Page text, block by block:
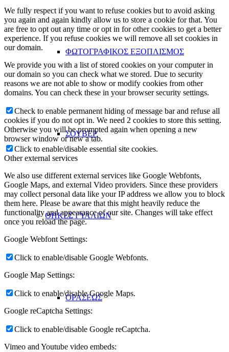
ΦΩΤΟΓΡΑΦΙΚΟΣ ΕΞΟΠΛΙΣΜΟΣ
ΣΟΥΒΕΡ
ΘΗΚΕΣ ΓΥΑΛΙΩΝ
ΟΡΑΣΕΩΣ
We fully respect if you want to refuse cookies but to avoid asking
you again and again kindly allow us to store a cookie for that. You
are free to opt out any time or opt in for other cookies to get a better
experience. If you refuse cookies we will remove all set cookies in
our domain.
We provide you with a list of stored cookies on your computer in
our domain so you can check what we stored. Due to security
reasons we are not able to show or modify cookies from other
domains. You can check these in your browser security settings.
Check to enable permanent hiding of message bar and refuse all
cookies if you do not opt in. We need 2 cookies to store this setting.
Otherwise you will be prompted again when opening a new
browser window or new a tab.
Click to enable/disable essential site cookies.
Other external services
We also use different external services like Google Webfonts,
Google Maps, and external Video providers. Since these providers
may collect personal data like your IP address we allow you to block
them here. Please be aware that this might heavily reduce the
functionality and appearance of our site. Changes will take effect
once you reload the page.
Google Webfont Settings:
Click to enable/disable Google Webfonts.
Google Map Settings:
Click to enable/disable Google Maps.
Google reCaptcha Settings:
Click to enable/disable Google reCaptcha.
Vimeo and Youtube video embeds: